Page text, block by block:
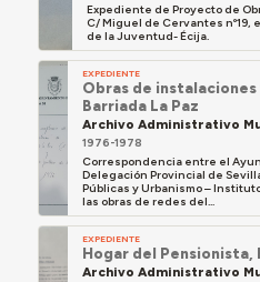
Expediente de Proyecto de
C/ Miguel de Cervantes nº19,
de la Juventud- Écija.
EXPEDIENTE
Obras de
Barriada La Paz
Archivo Administrativo
1976-1978
Correspondencia entre el
Delegación Provincial de
Públicas y Urbanismo –
las obras de redes del...
EXPEDIENTE
Hogar del Pensionista,
Archivo Administrativo